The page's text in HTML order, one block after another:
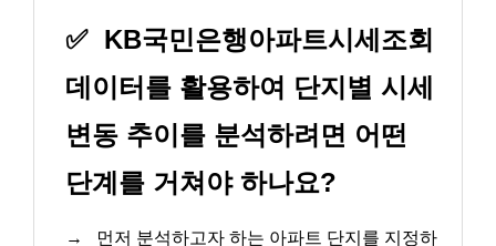
✅ KB국민은행아파트시세조회
데이터를 활용하여 단지별 시세
변동 추이를 분석하려면 어떤
단계를 거쳐야 하나요?
→
먼저 분석하고자 하는 아파트 단지를 지정하